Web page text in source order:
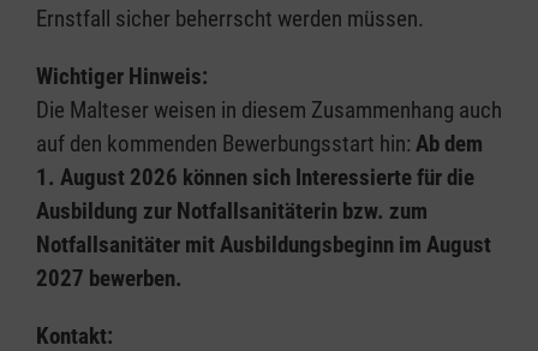
Ernstfall sicher beherrscht werden müssen.
Wichtiger Hinweis:
Die Malteser weisen in diesem Zusammenhang auch
auf den kommenden Bewerbungsstart hin: Ab dem
1. August 2026 können sich Interessierte für die
Ausbildung zur Notfallsanitäterin bzw. zum
Notfallsanitäter mit Ausbildungsbeginn im August
2027 bewerben.
Kontakt: